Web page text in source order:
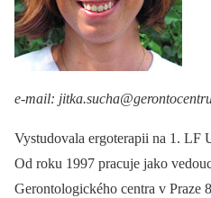
e-mail:
Vystudovala ergoterapii na 1.
Od roku 1997 pracuje jako
Gerontologického centra v Praze